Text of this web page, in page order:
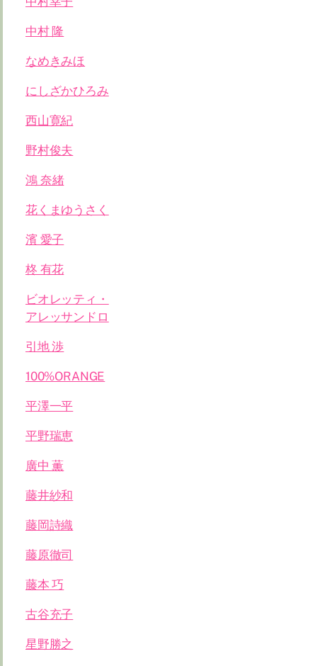
中村 隆
なめきみほ
にしざかひろみ
西山寛紀
野村俊夫
鴻 奈緒
花くまゆうさく
濱 愛子
柊 有花
ビオレッティ・
アレッサンドロ
引地 渉
100%ORANGE
平澤一平
平野瑞恵
廣中 薫
藤井紗和
藤岡詩織
藤原徹司
藤本 巧
古谷充子
星野勝之